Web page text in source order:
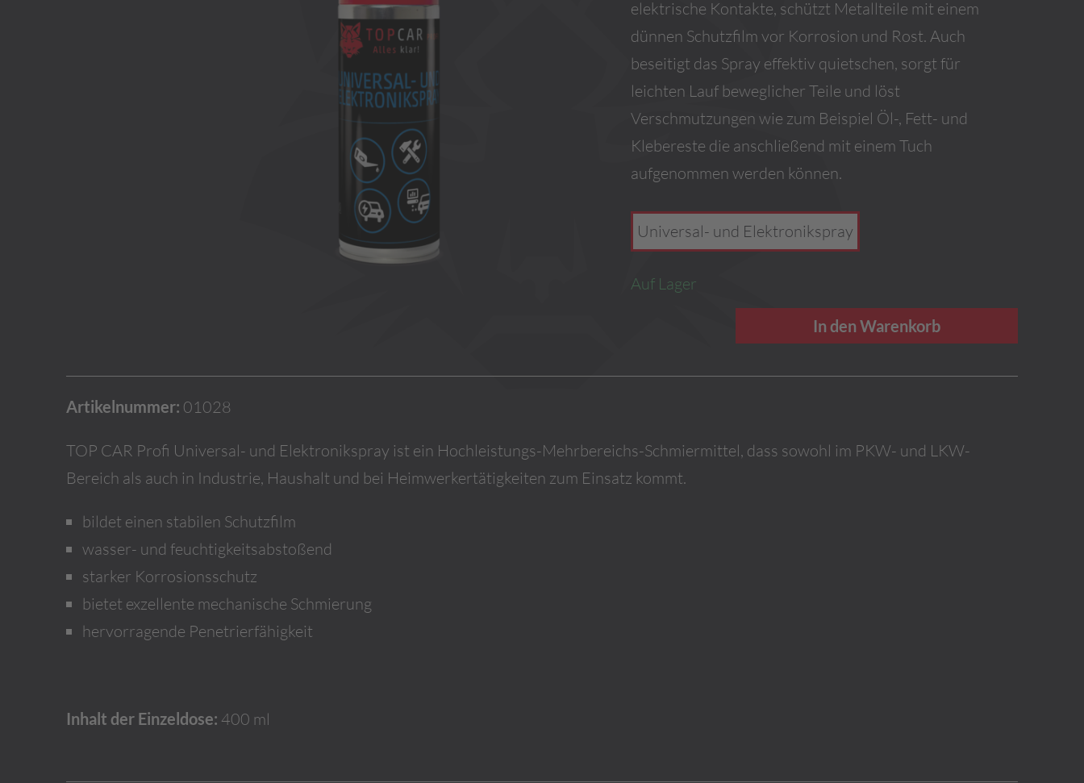
elektrische Kontakte, schützt Metallteile mit einem
dünnen Schutzfilm vor Korrosion und Rost. Auch
beseitigt das Spray effektiv quietschen, sorgt für
leichten Lauf beweglicher Teile und löst
Verschmutzungen wie zum Beispiel Öl-, Fett- und
Klebereste die anschließend mit einem Tuch
aufgenommen werden können.
Universal- und Elektronikspray
Auf Lager
Artikelnummer: 01028
TOP CAR Profi Universal- und Elektronikspray ist ein Hochleistungs-Mehrbereichs-Schmiermittel, dass sowohl im PKW- und LKW-
Bereich als auch in Industrie, Haushalt und bei Heimwerkertätigkeiten zum Einsatz kommt.
bildet einen stabilen Schutzfilm
wasser- und feuchtigkeitsabstoßend
starker Korrosionsschutz
bietet exzellente mechanische Schmierung
hervorragende Penetrierfähigkeit
Inhalt der Einzeldose: 400 ml